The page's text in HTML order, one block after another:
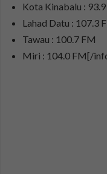
Kota Kinabalu :
Lahad Datu : 107.3
Tawau : 100.7 FM
Miri : 104.0 FM[/